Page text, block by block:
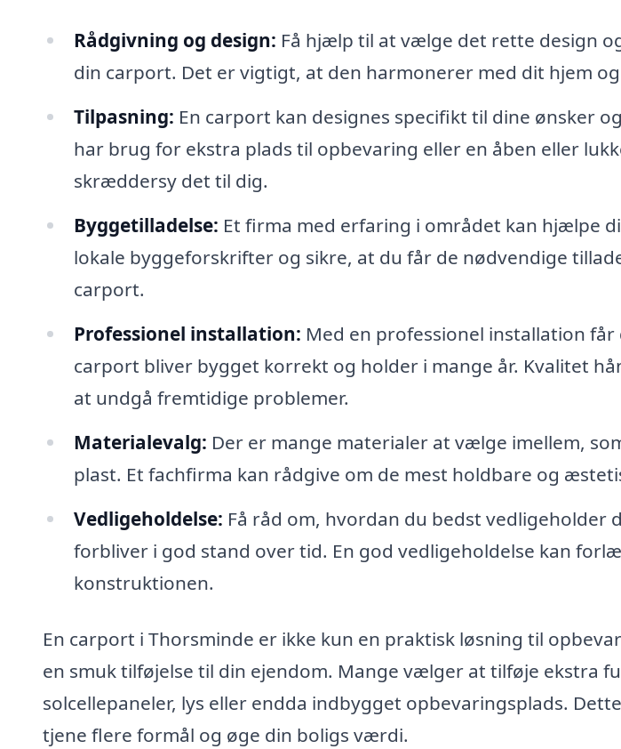
Rådgivning og design: Få hjælp til at vælge det rette design
din carport. Det er vigtigt, at den harmonerer med dit hjem
Tilpasning: En carport kan designes specifikt til dine ønsker
har brug for ekstra plads til opbevaring eller en åben eller
skræddersy det til dig.
Byggetilladelse: Et firma med erfaring i området kan hjælpe
lokale byggeforskrifter og sikre, at du får de nødvendige
carport.
Professionel installation: Med en professionel installation
carport bliver bygget korrekt og holder i mange år. Kvalitet
at undgå fremtidige problemer.
Materialevalg: Der er mange materialer at vælge imellem,
plast. Et fachfirma kan rådgive om de mest holdbare og
Vedligeholdelse: Få råd om, hvordan du bedst vedligeholder
forbliver i god stand over tid. En god vedligeholdelse kan
konstruktionen.
En carport i Thorsminde er ikke kun en praktisk løsning til
en smuk tilføjelse til din ejendom. Mange vælger at tilføje ekstra
solcellepaneler, lys eller endda indbygget opbevaringsplads.
tjene flere formål og øge din boligs værdi.